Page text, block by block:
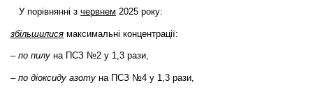
У порівнянні з червнем 2025 року:
збільшилися максимальні концентрації:
– по пилу на ПСЗ №2 у 1,3 рази,
– по діоксиду азоту на ПСЗ №4 у 1,3 рази,